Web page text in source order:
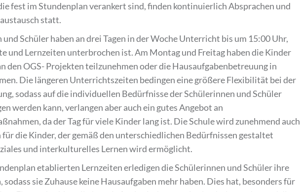
fest im Stundenplan verankert sind, finden kontinuierlich Absprachen und
statt.
Schüler haben an drei Tagen in der Woche Unterricht bis um 15:00 Uhr,
und Lernzeiten unterbrochen ist. Am Montag und Freitag haben die Kinder
den OGS- Projekten teilzunehmen oder die Hausaufgabenbetreuung in
Die längeren Unterrichtszeiten bedingen eine größere Flexibilität bei der
sodass auf die individuellen Bedürfnisse der Schülerinnen und Schüler
werden kann, verlangen aber auch ein gutes Angebot an
da der Tag für viele Kinder lang ist. Die Schule wird zunehmend auch
für die Kinder, der gemäß den unterschiedlichen Bedürfnissen gestaltet
und interkulturelles Lernen wird ermöglicht.
etablierten Lernzeiten erledigen die Schülerinnen und Schüler ihre
sodass sie Zuhause keine Hausaufgaben mehr haben. Dies hat, besonders für